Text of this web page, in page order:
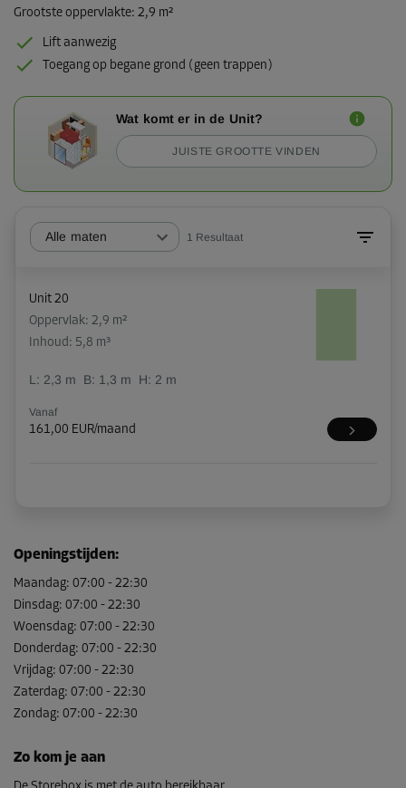
Grootste oppervlakte: 2,9 m²
Lift aanwezig
Toegang op begane grond (geen trappen)
Wat komt er in de Unit?
JUISTE GROOTTE VINDEN
Alle maten 1 Resultaat
Unit 20
Oppervlak: 2,9 m²
Inhoud: 5,8 m³
L: 2,3 m B: 1,3 m H: 2 m
Vanaf
161,00 EUR/maand
Openingstijden:
Maandag: 07:00 - 22:30
Dinsdag: 07:00 - 22:30
Woensdag: 07:00 - 22:30
Donderdag: 07:00 - 22:30
Vrijdag: 07:00 - 22:30
Zaterdag: 07:00 - 22:30
Zondag: 07:00 - 22:30
Zo kom je aan